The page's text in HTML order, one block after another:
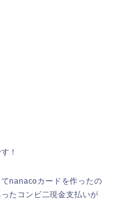
！
nanacoカードを作ったの
たコンビ二現金支払いが